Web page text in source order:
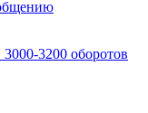
3000-3200 оборотов